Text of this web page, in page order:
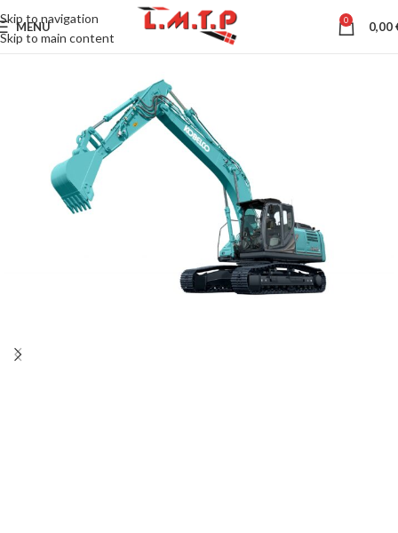
Skip to navigation
Skip to main content
MENU 0 0,00